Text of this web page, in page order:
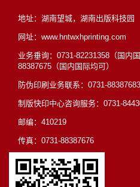
地址：湖南望城，湖南出版科技园
网址：www.hntwxhprinting.com
业务垂询：0731-82231358（国内
88387675（国内国际均可）
防伪印刷业务联系：0731-88387683
制版快印中心咨询服务：0731-
邮编：410219
传真：0731-88387676